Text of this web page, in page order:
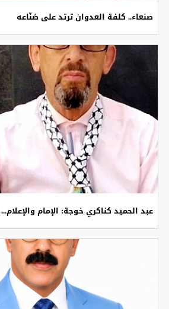
صنعاء.. كلفة العدوان ترتد على صُنّاعه
عبد الحميد كناكري خوجة: الإمام